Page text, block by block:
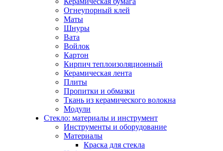
Огнеупорный клей
Маты
Шнуры
Вата
Войлок
Картон
Кирпич теплоизоляционный
Керамическая лента
Плиты
Пропитки и обмазки
Ткань из керамического волокна
Модули
Стекло: материалы и инструмент
Инструменты и оборудование
Материалы
Краска для стекла